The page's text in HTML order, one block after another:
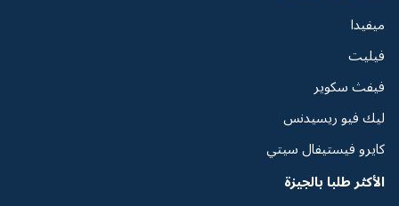
ميفيدا
فيليت
فيفث سكوير
ليك فيو ريسيدنس
كايرو فيستيفال سيتي
الأكثر طلبا بالجيزة